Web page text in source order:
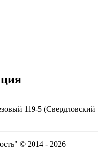
119-5 (Свердловский
© 2014 - 2026